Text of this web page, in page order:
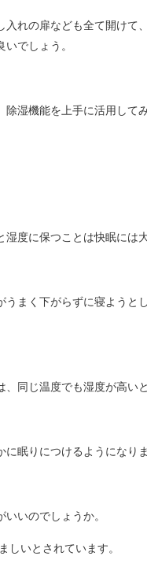
れの扉なども全て開けて
でしょう。
湿機能を上手に活用して
度に保つことは快眠には大
まく下がらずに寝ようと
同じ温度でも湿度が高い
眠りにつけるようになりま
いのでしょうか。
いとされています。